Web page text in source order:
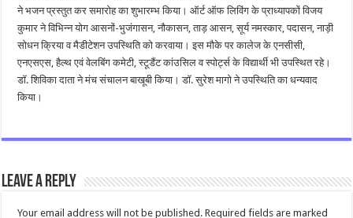
ने भजन प्रस्तुत कर समारोह का शुभारम्भ किया। ऑर्ट ऑफ लिविंग के प्राध्यापकों विजय
कुमार ने विभिन्न योग आसनों-भुजंगासन, नौकासन, ताड़ आसन, सूर्य नमस्कार, पदासन, नाड़ी
सोधन क्रिया व मैडीटेशन उपस्थिति को करवाया। इस मौके पर कालेज के एनसीसी,
एनएसएस, हैल्थ एवं वेलबिंग कमेटी, स्टूडैंट कांउसिल व स्पोर्ट्स के विद्यार्थी भी उपस्थित रहे।
डॉ. शिविका दाता ने मंच संचालन बाखूबी किया। डॉ. सुरेश मागो ने उपस्थिति का धन्यवाद
किया।
Leave a Reply
Your email address will not be published. Required fields are marked